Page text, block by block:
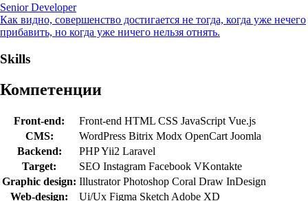
Senior Developer
Как видно, совершенство достигается не тогда, когда уже нечего
прибавить, но когда уже ничего нельзя отнять.
Skills
Компетенции
Front-end: Front-end HTML CSS JavaScript Vue.js
CMS:
WordPress Bitrix Modx OpenCart Joomla
Backend:
PHPYii2 Laravel
Target:
SEO Instagram Facebook VKontakte
Graphic design: Illustrator Photoshop Coral Draw InDesign
Web-design:
Ui/Ux Figma Sketch Adobe XD